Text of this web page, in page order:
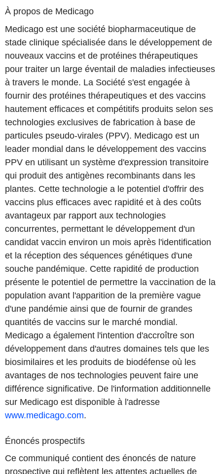
À propos de Medicago
Medicago est une société biopharmaceutique de
stade clinique spécialisée dans le développement de
nouveaux vaccins et de protéines thérapeutiques
pour traiter un large éventail de maladies infectieuses
à travers le monde. La Société s'est engagée à
fournir des protéines thérapeutiques et des vaccins
hautement efficaces et compétitifs produits selon ses
technologies exclusives de fabrication à base de
particules pseudo-virales (PPV). Medicago est un
leader mondial dans le développement des vaccins
PPV en utilisant un système d'expression transitoire
qui produit des antigènes recombinants dans les
plantes. Cette technologie a le potentiel d'offrir des
vaccins plus efficaces avec rapidité et à des coûts
avantageux par rapport aux technologies
concurrentes, permettant le développement d'un
candidat vaccin environ un mois après l'identification
et la réception des séquences génétiques d'une
souche pandémique. Cette rapidité de production
présente le potentiel de permettre la vaccination de la
population avant l'apparition de la première vague
d'une pandémie ainsi que de fournir de grandes
quantités de vaccins sur le marché mondial.
Medicago a également l'intention d'accroître son
développement dans d'autres domaines tels que les
biosimilaires et les produits de biodéfense où les
avantages de nos technologies peuvent faire une
différence significative. De l'information additionnelle
sur Medicago est disponible à l'adresse
www.medicago.com.
Énoncés prospectifs
Ce communiqué contient des énoncés de nature
prospective qui reflètent les attentes actuelles de